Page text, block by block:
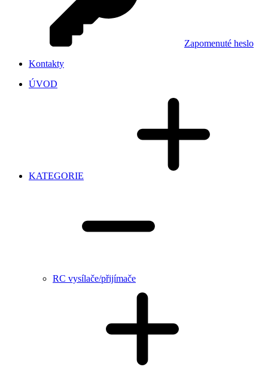
Zapomenuté heslo
Kontakty
ÚVOD
KATEGORIE
RC vysílače/přijímače